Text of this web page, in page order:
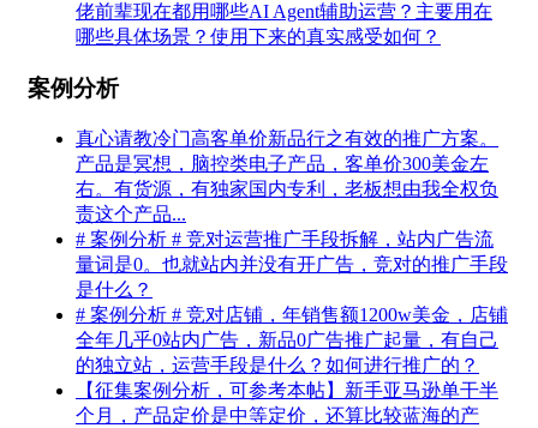
佬前辈现在都用哪些AI Agent辅助运营？主要用在
哪些具体场景？使用下来的真实感受如何？
案例分析
真心请教冷门高客单价新品行之有效的推广方案。
产品是冥想，脑控类电子产品，客单价300美金左
右。有货源，有独家国内专利，老板想由我全权负
责这个产品...
# 案例分析 # 竞对运营推广手段拆解，站内广告流
量词是0。也就站内并没有开广告，竞对的推广手段
是什么？
# 案例分析 # 竞对店铺，年销售额1200w美金，店铺
全年几乎0站内广告，新品0广告推广起量，有自己
的独立站，运营手段是什么？如何进行推广的？
【征集案例分析，可参考本帖】新手亚马逊单干半
个月，产品定价是中等定价，还算比较蓝海的产